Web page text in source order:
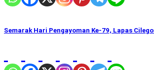
Semarak Hari Pengayoman Ke-79, Lapas